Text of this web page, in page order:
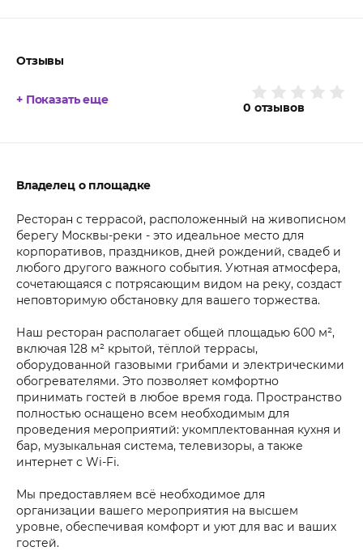
Отзывы
0 отзывов
+ Показать еще
Владелец о площадке
Ресторан с террасой, расположенный на живописном
берегу Москвы-реки - это идеальное место для
корпоративов, праздников, дней рождений, свадеб и
любого другого важного события. Уютная атмосфера,
сочетающаяся с потрясающим видом на реку, создаст
неповторимую обстановку для вашего торжества.
Наш ресторан располагает общей площадью 600 м²,
включая 128 м² крытой, тёплой террасы,
оборудованной газовыми грибами и электрическими
обогревателями. Это позволяет комфортно
принимать гостей в любое время года. Пространство
полностью оснащено всем необходимым для
проведения мероприятий: укомплектованная кухня и
бар, музыкальная система, телевизоры, а также
интернет с Wi-Fi.
Мы предоставляем всё необходимое для
организации вашего мероприятия на высшем
уровне, обеспечивая комфорт и уют для вас и ваших
гостей.